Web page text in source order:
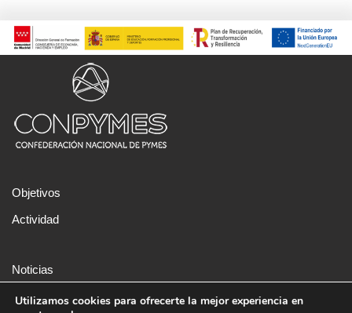
Objetivos
Actividad
Noticias
Aviso legal
Utilizamos cookies para ofrecerte la mejor experiencia en